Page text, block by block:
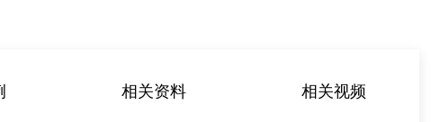
相关资料 相关视频